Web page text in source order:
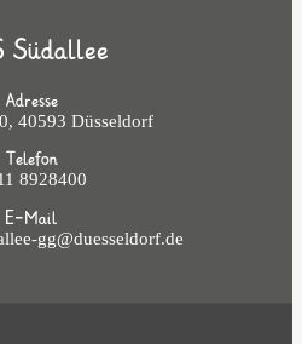
Südallee
Adresse
40593 Düsseldorf
Telefon
8928400
E-Mail
gg@duesseldorf.de